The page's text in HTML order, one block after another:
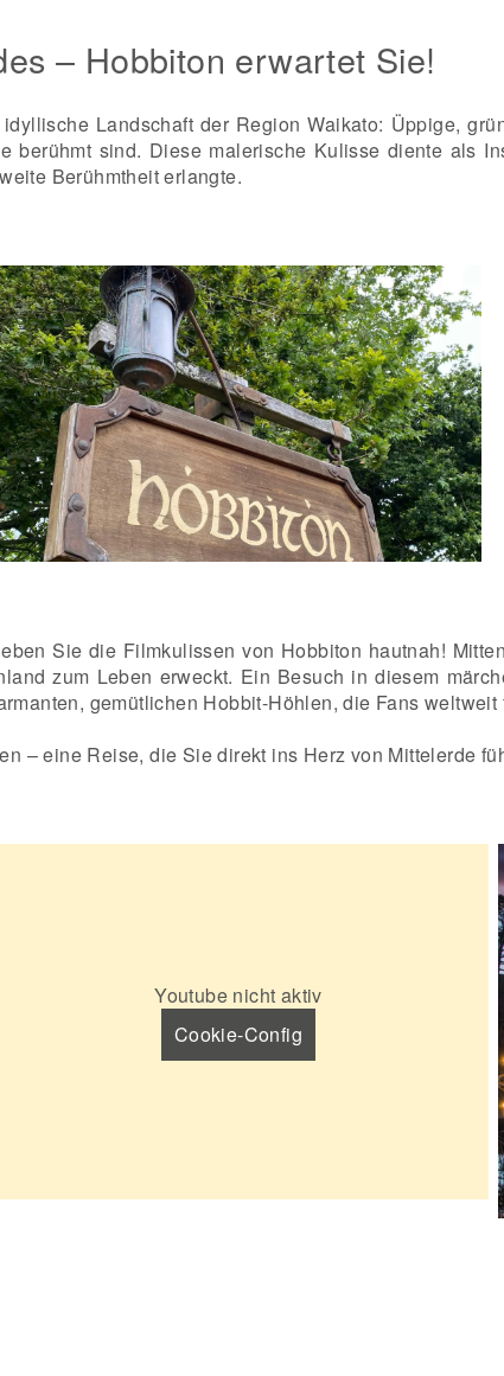
– Hobbiton erwartet Sie!
Landschaft der Region Waikato: Üppige,
berühmt sind. Diese malerische Kulisse diente als
Berühmtheit erlangte.
Sie die Filmkulissen von Hobbiton hautnah!
zum Leben erweckt. Ein Besuch in diesem
gemütlichen Hobbit-Höhlen, die Fans
– eine Reise, die Sie direkt ins Herz von Mittelerde
Youtube nicht aktiv
Cookie-Config